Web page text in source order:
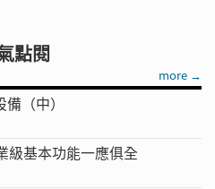
點閱
more →
（中）
級基本功能一應俱全